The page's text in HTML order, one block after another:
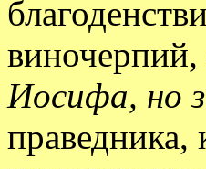
Иосифа, но
праведника,